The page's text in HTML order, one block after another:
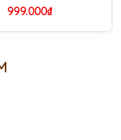
999.000₫